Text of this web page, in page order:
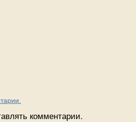
комментарии.